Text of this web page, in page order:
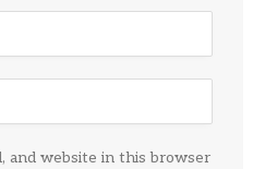
and website in this browser